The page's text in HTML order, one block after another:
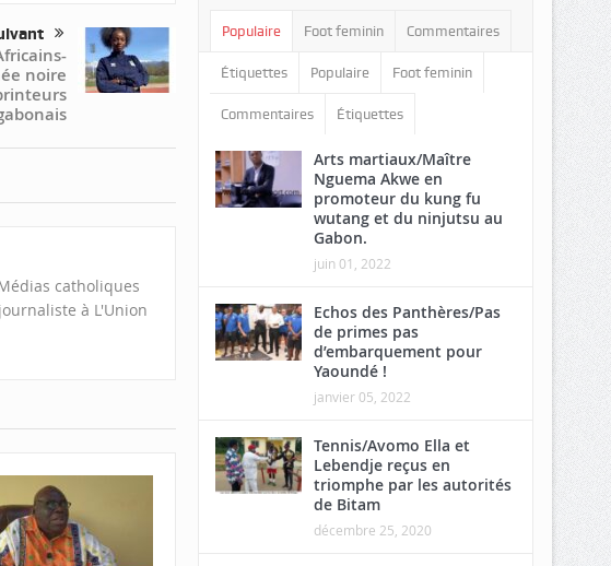
noire
catholiques
à L'Union
Populaire Foot feminin Commentaires
Étiquettes Populaire Foot feminin
Commentaires Étiquettes
Arts martiaux/Maître
Nguema Akwe en
promoteur du kung fu
wutang et du ninjutsu au
Gabon.
juin 01, 2022
Echos des Panthères/Pas
de primes pas
d’embarquement pour
Yaoundé !
janvier 05, 2022
Tennis/Avomo Ella et
Lebendje reçus en
triomphe par les autorités
de Bitam
décembre 25, 2020